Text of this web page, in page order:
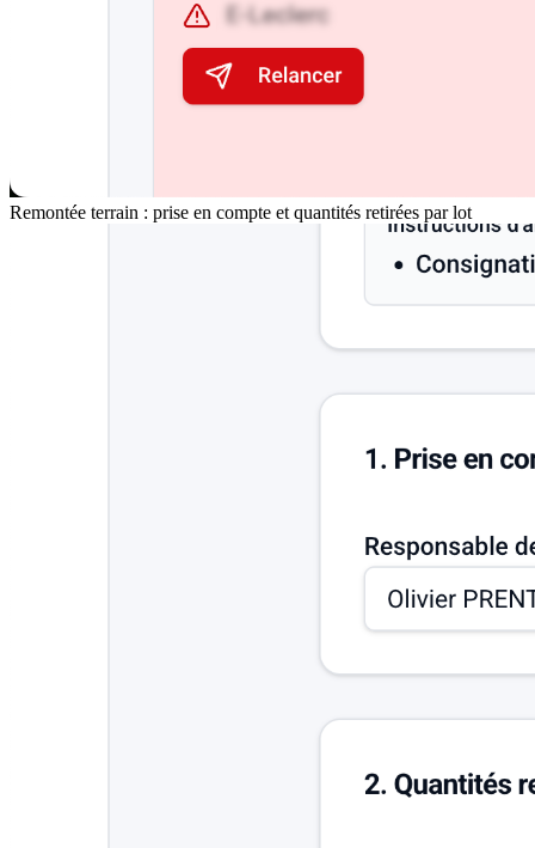
Remontée terrain : prise en compte et quantités retirées par lot